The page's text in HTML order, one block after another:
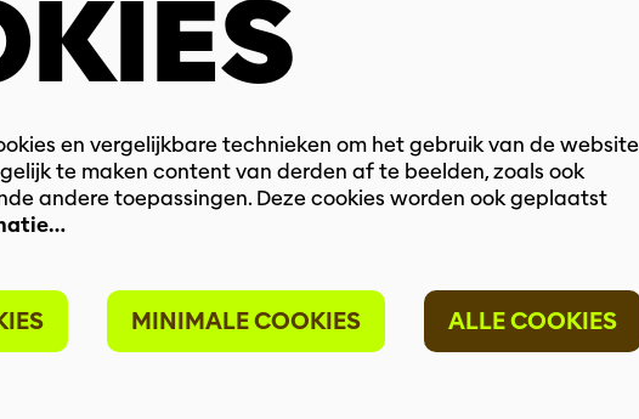
en vergelijkbare technieken om het gebruik van de website
te maken content van derden af te beelden, zoals ook
andere toepassingen. Deze cookies worden ook geplaatst
MINIMALE COOKIES ALLE COOKIES